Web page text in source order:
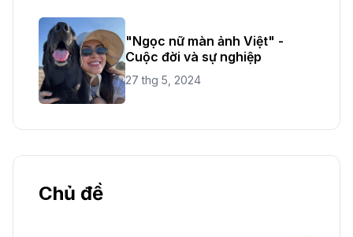
"Ngọc nữ màn ảnh Việt" -
Cuộc đời và sự nghiệp
27 thg 5, 2024
Chủ đề